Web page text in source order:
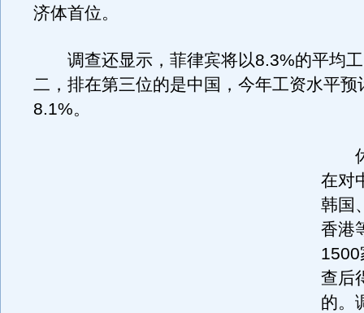
济体首位。
调查还显示，菲律宾将以8.3%的平均工
二，排在第三位的是中国，今年工资水平预
8.1%。
休
在对
韩国
香港
1500
查后
的。